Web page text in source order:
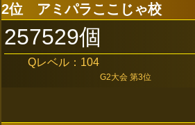
2位 アミパラここじゃ校
257529個
Qレベル：104
G2大会 第3位